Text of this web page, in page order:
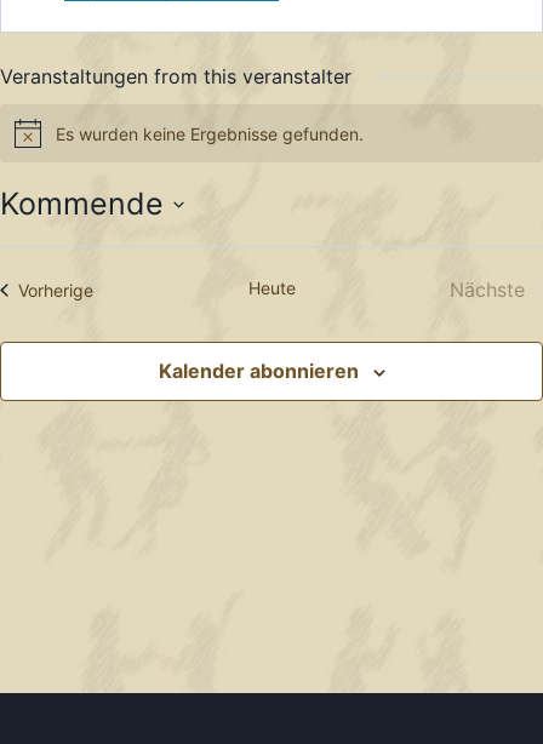
Veranstaltungen from this veranstalter
NoticeEs wurden keine Ergebnisse gefunden.
Kommende
Datum
VorherigeVeranstaltungen Heute
Nächste
Kalender abonnieren